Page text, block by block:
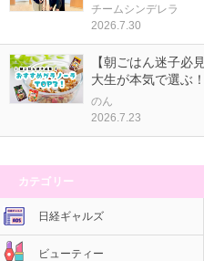
チームシンデレラ
2026.7.30
【朝ごはん迷子必
大生が本気で選ぶ
のん
2026.7.23
カテゴリー
日経ギャルズ
ビューティー